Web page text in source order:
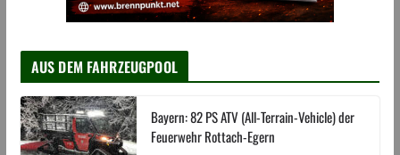
AUS DEM FAHRZEUGPOOL
Bayern: 82 PS ATV (All-Terrain-Vehicle) der
Feuerwehr Rottach-Egern